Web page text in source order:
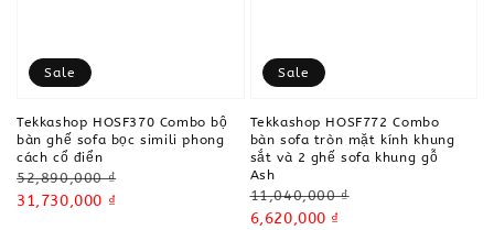
Sale
Tekkashop HOSF370 Combo bộ
bàn ghế sofa bọc simili phong
cách cổ điển
Regular
price
52,890,000 ₫
Sale
31,730,000 ₫
Sale
Tekkashop HOSF772 Combo
bàn sofa tròn mặt kính khung
sắt và 2 ghế sofa khung gỗ
Ash
Regular
price
11,040,000 ₫
Sale
6,620,000 ₫